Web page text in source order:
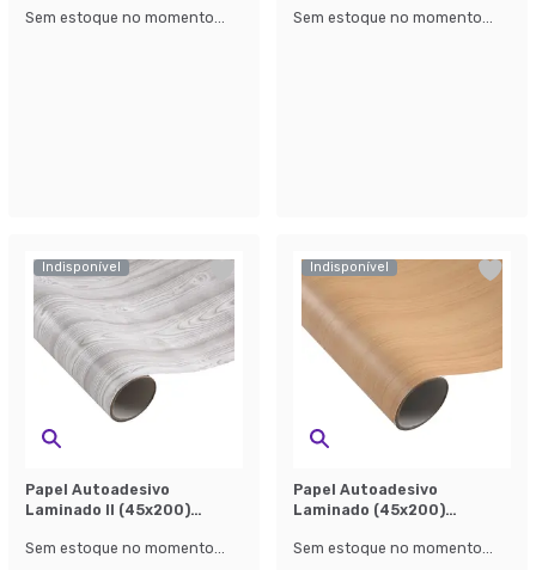
Sem estoque no momento...
Sem estoque no momento...
Indisponível
Papel Autoadesivo
Laminado ll (45x200)
Sem estoque no momento...
Indisponível
Papel Autoadesivo
Laminado (45x200)
Sem estoque no momento...